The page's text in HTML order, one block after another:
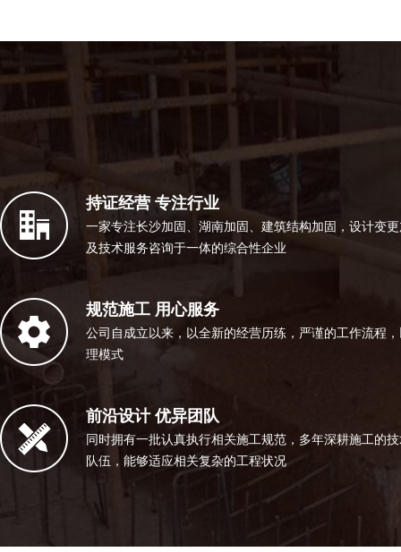
持证经营 专注行业
一家专注长沙加固、湖南加固、建筑结构加固，设计变
及技术服务咨询于一体的综合性企业
规范施工 用心服务
公司自成立以来，以全新的经营历练，严谨的工作流程
理模式
前沿设计 优异团队
同时拥有一批认真执行相关施工规范，多年深耕施工的
队伍，能够适应相关复杂的工程状况